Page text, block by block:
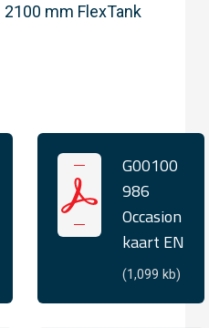
2100 mm FlexTank
G00100
986
Occasion
kaart EN
(1,099 kb)